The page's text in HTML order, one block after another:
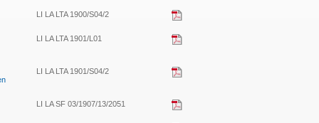
LI LA LTA 1900/S04/2
LI LA LTA 1901/L01
LI LA LTA 1901/S04/2
LI LA SF 03/1907/13/2051